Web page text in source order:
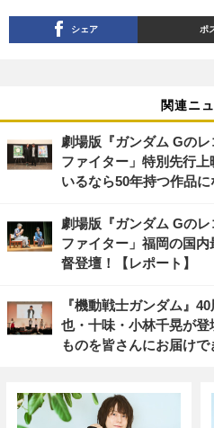
シェア ポ
関連ニ
劇場版『ガンダム Gの
ファイター」特別先行
いるなら50年持つ作品に
劇場版『ガンダム Gの
ファイター」福岡の国
督登壇！【レポート】
『機動戦士ガンダム』
也・十味・小林千晃が
ものを皆さんにお届けで